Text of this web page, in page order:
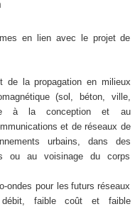
en lien avec le projet de
de la propagation en milieux
(sol, béton, ville,
à la conception et au
et de réseaux de
urbains, dans des
ou au voisinage du corps
ondes pour les futurs réseaux
faible coût et faible